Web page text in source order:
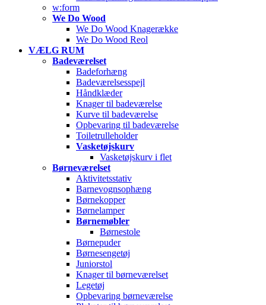
w:form
We Do Wood
We Do Wood Knagerække
We Do Wood Reol
VÆLG RUM
Badeværelset
Badeforhæng
Badeværelsesspejl
Håndklæder
Knager til badeværelse
Kurve til badeværelse
Opbevaring til badeværelse
Toiletrulleholder
Vasketøjskurv
Vasketøjskurv i flet
Børneværelset
Aktivitetsstativ
Barnevognsophæng
Børnekopper
Børnelamper
Børnemøbler
Børnestole
Børnepuder
Børnesengetøj
Juniorstol
Knager til børneværelset
Legetøj
Opbevaring børneværelse